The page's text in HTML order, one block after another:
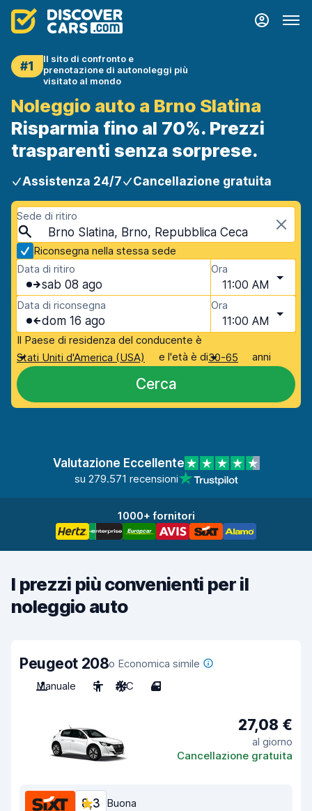
#1
Il sito di confronto e
prenotazione di autonoleggi più
visitato al mondo
Noleggio auto a Brno Slatina
Risparmia fino al 70%. Prezzi
trasparenti senza sorprese.
Assistenza 24/7 Cancellazione gratuita
Sede di ritiro
Brno Slatina, Brno, Repubblica Ceca
Riconsegna nella stessa sede
Data di ritiro
sab 08 ago
Ora
11:00 AM
Data di riconsegna
dom 16 ago
Ora
11:00 AM
Il Paese di residenza del conducente è
Stati Uniti d'America (USA)
e l'età è di30-65 anni
Cerca
Valutazione Eccellente
su 279.571 recensioni
1000+ fornitori
I prezzi più convenienti per il
noleggio auto
Peugeot 208o Economica simile
Manuale
5 A/C 4
27,08 €
al giorno
Cancellazione gratuita
8,3 Buona